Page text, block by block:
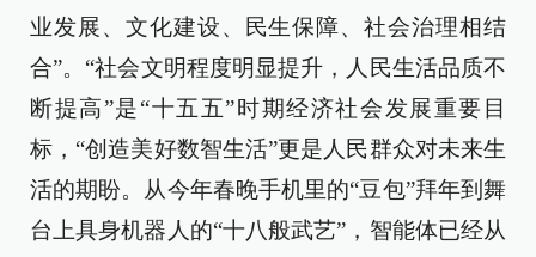
业发展、文化建设、民生保障、社会治理相结
合”。“社会文明程度明显提升，人民生活品质不
断提高”是“十五五”时期经济社会发展重要目
标，“创造美好数智生活”更是人民群众对未来生
活的期盼。从今年春晚手机里的“豆包”拜年到舞
台上具身机器人的“十八般武艺”，智能体已经从